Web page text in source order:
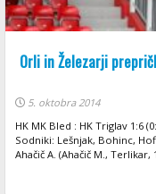
Orli in Železarji
5. oktobra 2014
HK MK Bled : HK Triglav 1:6
Sodniki: Lešnjak, Bohinc,
Ahačič A. (Ahačič M., Terlikar,